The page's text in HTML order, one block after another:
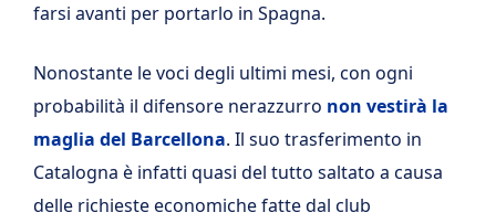
farsi avanti per portarlo in Spagna.
Nonostante le voci degli ultimi mesi, con ogni
probabilità il difensore nerazzurro non vestirà la
maglia del Barcellona. Il suo trasferimento in
Catalogna è infatti quasi del tutto saltato a causa
delle richieste economiche fatte dal club